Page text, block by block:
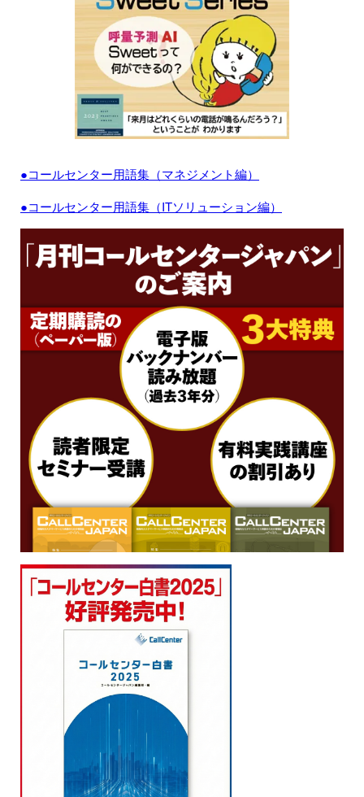
●コールセンター用語集（マネジメント編）
●コールセンター用語集（ITソリューション編）